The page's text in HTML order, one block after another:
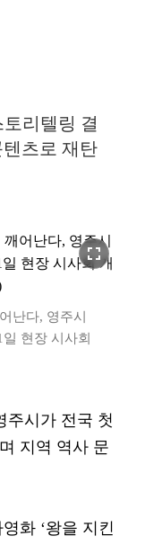
리텔링 결
츠로 재탄
fullscreen
난다, 영주시
현장 시사회
주시가 전국 첫
지역 역사 문
화 ‘왕을 지킨